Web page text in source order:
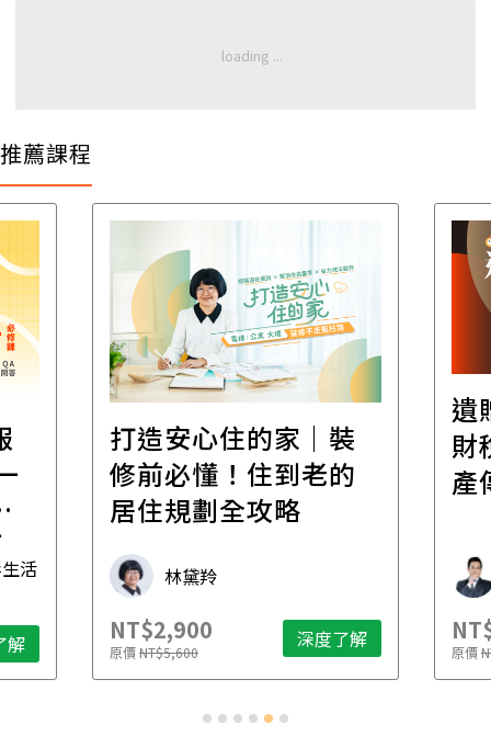
推薦課程
活
解
打造安心住的家｜裝
修前必懂！住到老的
居住規劃全攻略
林黛羚
NT$2,900
原價NT$5,600 深度了解
遺
財
產
原價